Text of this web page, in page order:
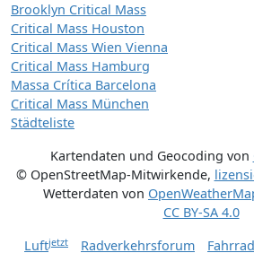
Brooklyn Critical Mass
Critical Mass Houston
Critical Mass Wien Vienna
Critical Mass Hamburg
Massa Crítica Barcelona
Critical Mass München
Städteliste
Kartendaten und Geocoding von
© OpenStreetMap-Mitwirkende,
Wetterdaten von
CC BY-SA 4.0
Luftjetzt Radverkehrsforum